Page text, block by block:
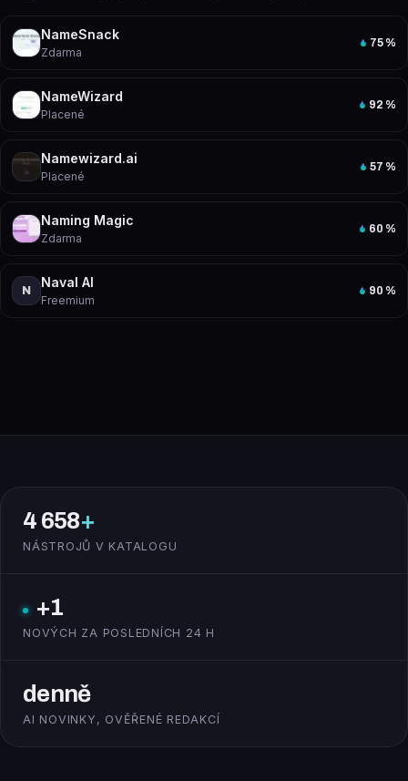
NameSnack
Zdarma
75 %
NameWizard
Placené
92 %
Namewizard.ai
Placené
57 %
Naming Magic
Zdarma
60 %
N
Naval AI
Freemium
90 %
4 658+
NÁSTROJŮ V KATALOGU
+1
NOVÝCH ZA POSLEDNÍCH 24 H
denně
AI NOVINKY, OVĚŘENÉ REDAKCÍ